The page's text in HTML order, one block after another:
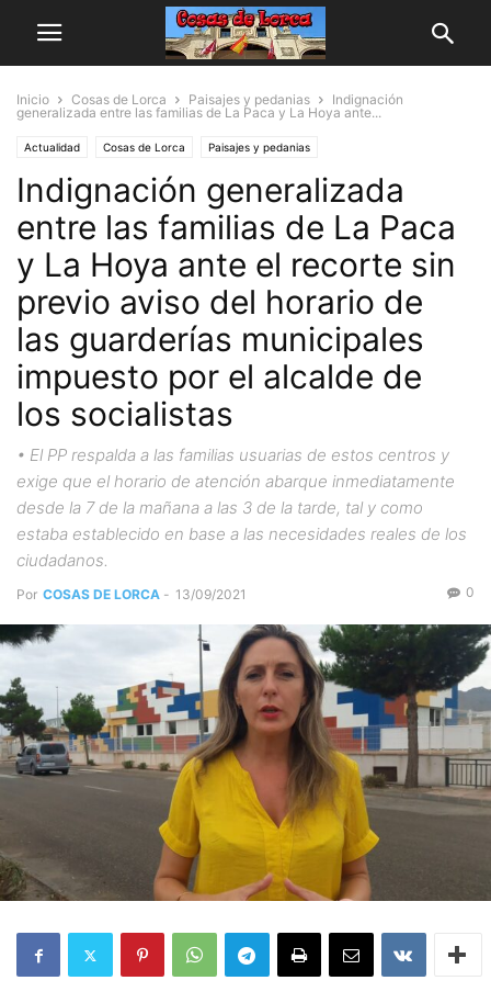
Inicio Cosas de Lorca Paisajes y pedanias
Indignación
generalizada entre las familias de La Paca y La Hoya ante...
Actualidad Cosas de Lorca Paisajes y pedanias
Indignación generalizada
entre las familias de La Paca
y La Hoya ante el recorte sin
previo aviso del horario de
las guarderías municipales
impuesto por el alcalde de
los socialistas
• El PP respalda a las familias usuarias de estos centros y
exige que el horario de atención abarque inmediatamente
desde la 7 de la mañana a las 3 de la tarde, tal y como
estaba establecido en base a las necesidades reales de los
ciudadanos.
Por COSAS DE LORCA - 13/09/2021 0